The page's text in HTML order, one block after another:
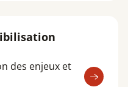
des enjeux et